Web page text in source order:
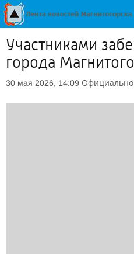
Участниками
города
30 мая 2026, 14:09 Официально